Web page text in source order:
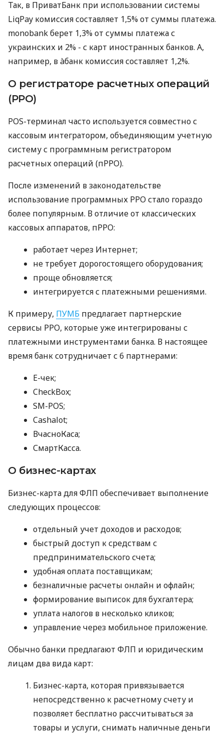
Так, в ПриватБанк при использовании системы
LiqPay комиссия составляет 1,5% от суммы платежа.
monobank берет 1,3% от суммы платежа с
украинских и 2% - с карт иностранных банков. А,
например, в àбанк комиссия составляет 1,2%.
О регистраторе расчетных операций
(РРО)
POS-терминал часто используется совместно с
кассовым интегратором, объединяющим учетную
систему с программным регистратором
расчетных операций (пРРО).
После изменений в законодательстве
использование программных РРО стало гораздо
более популярным. В отличие от классических
кассовых аппаратов, пРРО:
работает через Интернет;
не требует дорогостоящего оборудования;
проще обновляется;
интегрируется с платежными решениями.
К примеру, ПУМБ предлагает партнерские
сервисы РРО, которые уже интегрированы с
платежными инструментами банка. В настоящее
время банк сотрудничает с 6 партнерами:
E-чек;
CheckBox;
SM-POS;
Cashalot;
ВчасноКаса;
СмартКасса.
О бизнес-картах
Бизнес-карта для ФЛП обеспечивает выполнение
следующих процессов:
отдельный учет доходов и расходов;
быстрый доступ к средствам с
предпринимательского счета;
удобная оплата поставщикам;
безналичные расчеты онлайн и офлайн;
формирование выписок для бухгалтера;
уплата налогов в несколько кликов;
управление через мобильное приложение.
Обычно банки предлагают ФЛП и юридическим
лицам два вида карт:
Бизнес-карта, которая привязывается
непосредственно к расчетному счету и
позволяет бесплатно рассчитываться за
товары и услуги, снимать наличные деньги